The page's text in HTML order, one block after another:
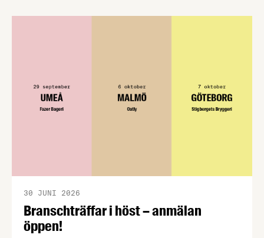
Branschträffar i höst – anmälan
öppen!
30 JUNI 2026